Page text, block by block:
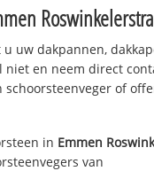
uw dakpannen,
en neem direct
schoorsteenveger of
in Emmen
van